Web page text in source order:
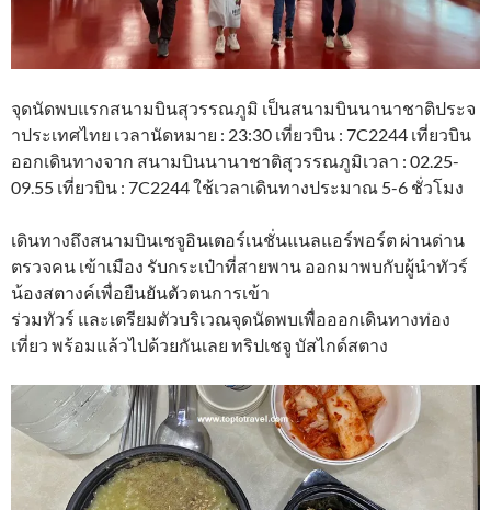
จุดนัดพบแรกสนามบินสุวรรณภูมิ เป็นสนามบินนานาชาติประจ
าประเทศไทย เวลานัดหมาย : 23:30 เที่ยวบิน : 7C2244 เที่ยวบิน
ออกเดินทางจาก สนามบินนานาชาติสุวรรณภูมิเวลา : 02.25-
09.55 เที่ยวบิน : 7C2244 ใช้เวลาเดินทางประมาณ 5-6 ชั่วโมง
เดินทางถึงสนามบินเชจูอินเตอร์เนชั่นแนลแอร์พอร์ต ผ่านด่าน
ตรวจคน เข้าเมือง รับกระเป๋าที่สายพาน ออกมาพบกับผู้นำทัวร์
น้องสตางค์เพื่อยืนยันตัวตนการเข้า
ร่วมทัวร์ และเตรียมตัวบริเวณจุดนัดพบเพื่อออกเดินทางท่อง
เที่ยว พร้อมแล้วไปด้วยกันเลย ทริปเชจู บัสไกด์สตาง